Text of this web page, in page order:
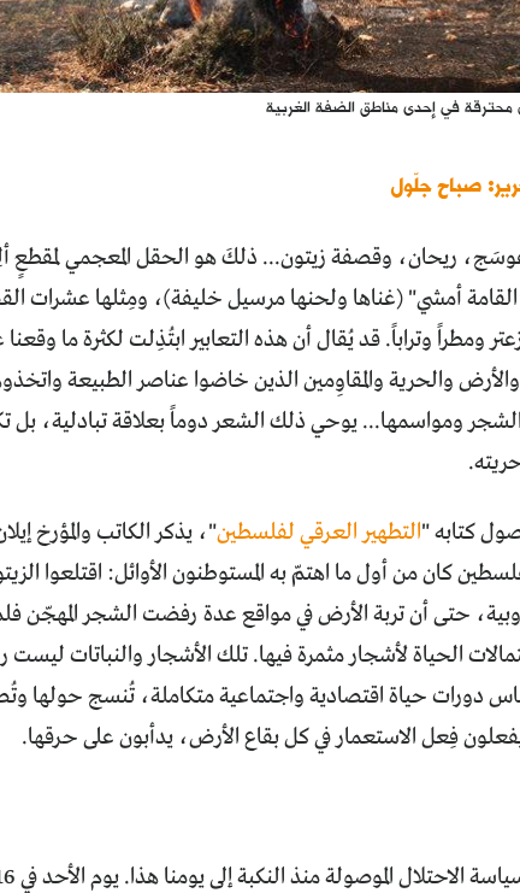
في إحدى مناطق الضفة الغربية
صباح جلّول
ريحان، وقصفة زيتون... ذلكَ هو الحقل المعجمي لمقطعٍ
أمشي" (غناها ولحنها مرسيل خليفة)، ومِثلها عشرات
ومطراً وتراباً. قد يُقال أن هذه التعابير ابتُذِلت لكثرة ما
والحرية والمقاوِمين الذين خاضوا عناصر الطبيعة
ومواسمها... يوحي ذلك الشعر دوماً بعلاقة تبادلية، بل
كتابه "التطهير العرقي لفلسطين"، يذكر الكاتب والمؤرخ
كان من أول ما اهتمّ به المستوطنون الأوائل: اقتلعوا
حتى أن تربة الأرض في مواقع عدة رفضت الشجر المهجّن
الحياة لأشجار مثمرة فيها. تلك الأشجار والنباتات
دورات حياة اقتصادية واجتماعية متكاملة، تُنسج حولها
فِعل الاستعمار في كل بقاع الأرض، يدأبون على حرقها.